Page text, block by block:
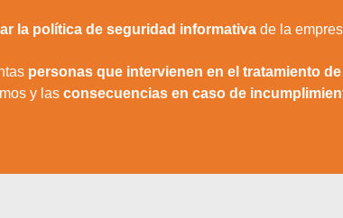
la política de seguridad informativa de la
personas que intervienen en el tratamiento
y las consecuencias en caso de